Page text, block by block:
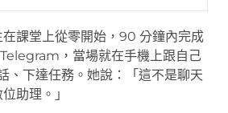
在課堂上從零開始，90 分鐘內完成
，當場就在手機上跟自己
、下達任務。她說：「這不是聊天
助理。」